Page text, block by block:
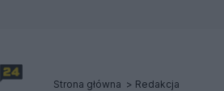
Strona główna Redakcja